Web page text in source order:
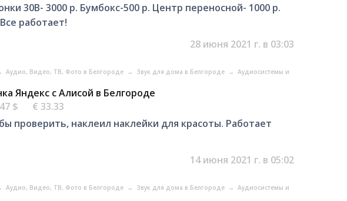
30В- 3000 р. Бумбокс-500 р. Центр переносной- 1000 р.
работает!
28 июня 2021 г. в 03:03
Аудио, Видео, ТВ, Фото в Белгороде → Звук для дома в Белгороде → Аудиосистемы и
Яндекс с Алисой в Белгороде
$
€ 33.33
проверить, наклеил наклейки для красоты. Работает
14 июня 2021 г. в 05:02
Аудио, Видео, ТВ, Фото в Белгороде → Звук для дома в Белгороде → Аудиосистемы и